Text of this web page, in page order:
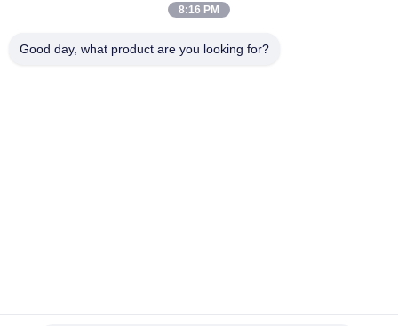
ISO3036アナログのタイプ ボール紙のピアースの強さのテスタ
8:16 PM
Good day, what product are you looking for?